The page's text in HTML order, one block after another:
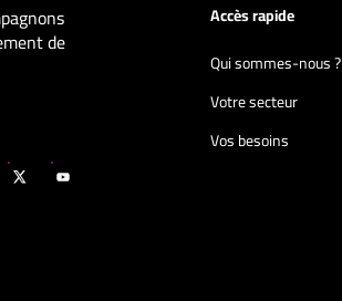
de
Accès rapide
Qui sommes-nous ?
Votre secteur
Vos besoins